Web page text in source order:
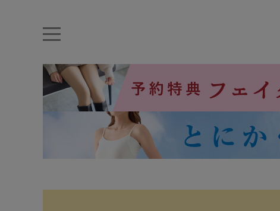
ナイトブラ ノンワイヤー 特盛ブラ チューブトップ 折り畳み
ルームウェア アームカバー
カテゴリから探す